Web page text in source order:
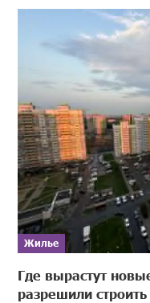
Жилье
Где вырастут
разрешили